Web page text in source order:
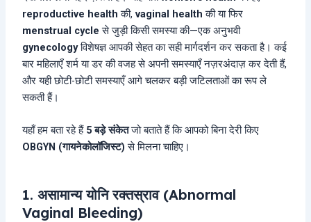
reproductive health की,vaginal health की या फिर
menstrual cycle से जुड़ी किसी समस्या की—एक अनुभवी
gynecologyविशेषज्ञ आपकी सेहत का सही मार्गदर्शन कर सकता है। कई
बार महिलाएँ शर्म या डर की वजह से अपनी समस्याएँ नज़रअंदाज़ कर देती हैं,
और यही छोटी-छोटी समस्याएँ आगे चलकर बड़ी जटिलताओं का रूप ले
सकती हैं।
यहाँ हम बता रहे हैं 5 बड़े संकेतजो बताते हैं कि आपको बिना देरी किए
OBGYN (गायनेकोलॉजिस्ट) से मिलना चाहिए।
1. असामान्य योनि रक्तस्राव (Abnormal
Vaginal Bleeding)